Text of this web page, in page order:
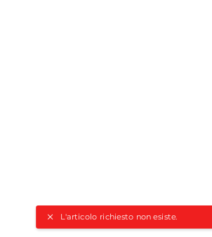
L'articolo richiesto non esiste.